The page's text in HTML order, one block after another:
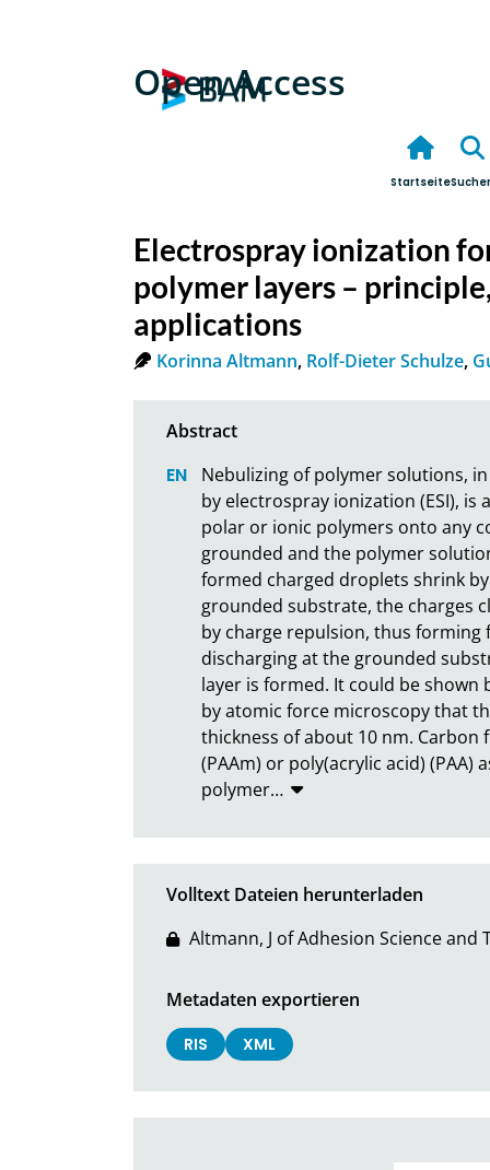
Open Access
Startseite
Electrospray ionization
polymer layers –
applications
Korinna Altmann, Rolf-Dieter Schulze,
Nebulizing of polymer solutions,
by electrospray ionization (ESI),
polar or ionic polymers onto any
grounded and the polymer
formed charged droplets shrink
grounded substrate, the charges
by charge repulsion, thus
discharging at the grounded
layer is formed. It could be
by atomic force microscopy that
thickness of about 10 nm.
(PAAm) or poly(acrylic acid)
polymer…
Volltext Dateien herunterladen
Altmann, J of Adhesion Science and
Metadaten exportieren
RIS XML